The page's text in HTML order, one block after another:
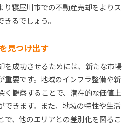
り寝屋川市での不動産売却をよりス
るでしょう。
見つけ出す
を成功させるためには、新たな市場
重要です。地域のインフラ整備や新
く観察することで、潜在的な価値上
できます。また、地域の特性や生活
で、他のエリアとの差別化を図るこ